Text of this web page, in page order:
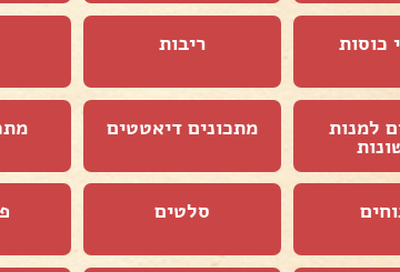
כוסות ריבות
למנות מתכונים דיאטטים
סלטים